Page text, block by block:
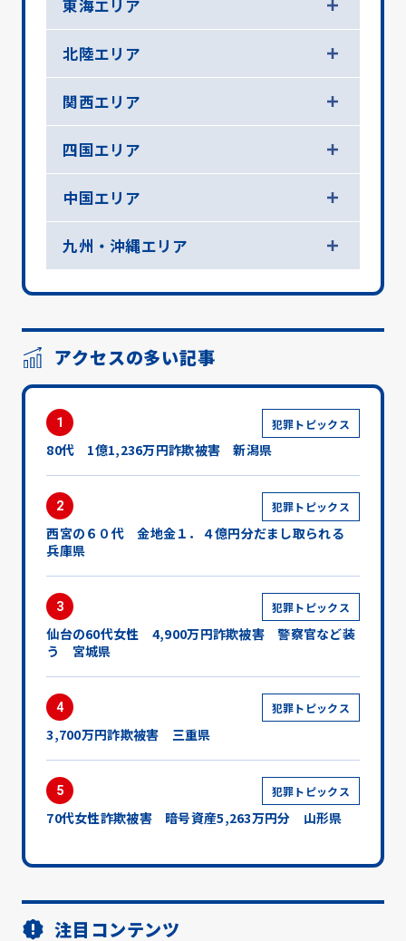
東海エリア
北陸エリア
関西エリア
四国エリア
中国エリア
九州・沖縄エリア
アクセスの多い記事
1 犯罪トピックス
80代 1億1,236万円詐欺被害 新潟県
2 犯罪トピックス
西宮の６０代 金地金１．４億円分だまし取られる
兵庫県
3 犯罪トピックス
仙台の60代女性 4,900万円詐欺被害 警察官など装
う 宮城県
4 犯罪トピックス
3,700万円詐欺被害 三重県
5 犯罪トピックス
70代女性詐欺被害 暗号資産5,263万円分 山形県
注目コンテンツ